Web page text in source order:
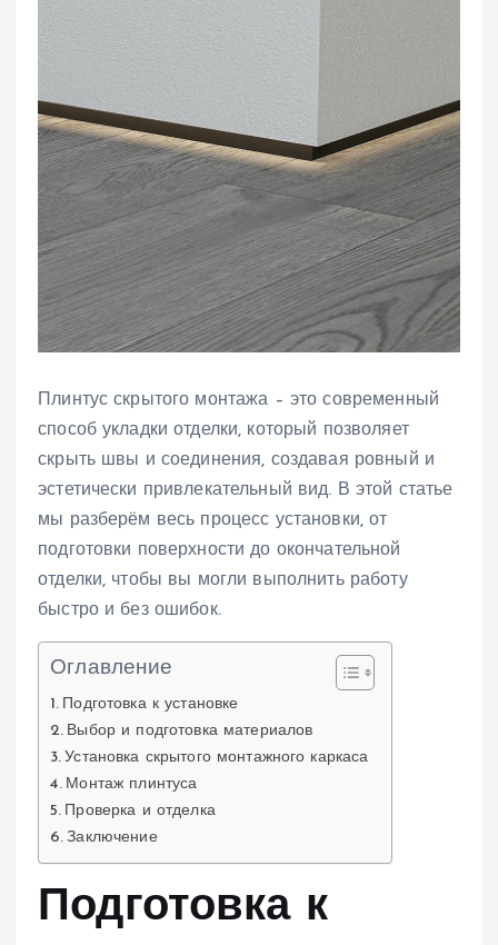
Плинтус скрытого монтажа – это современный
способ укладки отделки, который позволяет
скрыть швы и соединения, создавая ровный и
эстетически привлекательный вид. В этой статье
мы разберём весь процесс установки, от
подготовки поверхности до окончательной
отделки, чтобы вы могли выполнить работу
быстро и без ошибок.
Оглавление
Подготовка к установке
Выбор и подготовка материалов
Установка скрытого монтажного каркаса
Монтаж плинтуса
Проверка и отделка
Заключение
Подготовка к